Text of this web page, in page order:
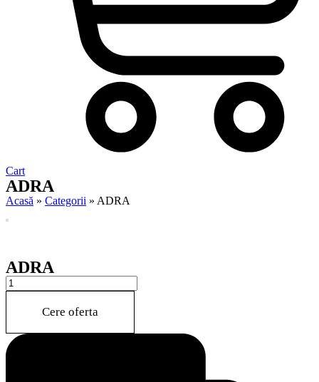
Cart
ADRA
Acasă » Categorii » ADRA
ADRA
ADRA
quantity
Cere oferta